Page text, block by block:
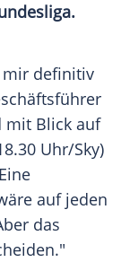
mir definitiv
mit Blick auf
Uhr/Sky)
auf jeden
das